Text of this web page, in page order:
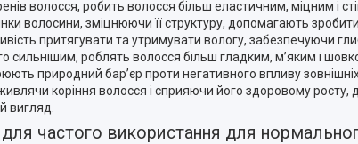
волосся, робить волосся більш еластичним, міцним і
волосини, зміцнюючи її структуру, допомагають
притягувати та утримувати вологу, забезпечуючи
роблять волосся більш гладким, м’яким і
природний бар’єр проти негативного впливу
коріння волосся і сприяючи його здоровому
вигляд.
частого використання для